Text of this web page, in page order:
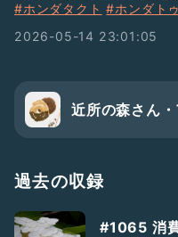
#ホンダタクト #ホンダト
2026-05-14 23:01:05
近所の森さん
過去の収録
#1065 消